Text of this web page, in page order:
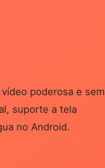
poderosa e sem
suporte a tela
no Android.